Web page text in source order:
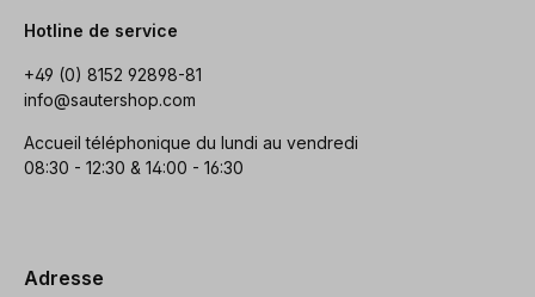
Hotline de service
+49 (0) 8152 92898-81
info@sautershop.com
Accueil téléphonique du lundi au vendredi
08:30 - 12:30 & 14:00 - 16:30
Adresse